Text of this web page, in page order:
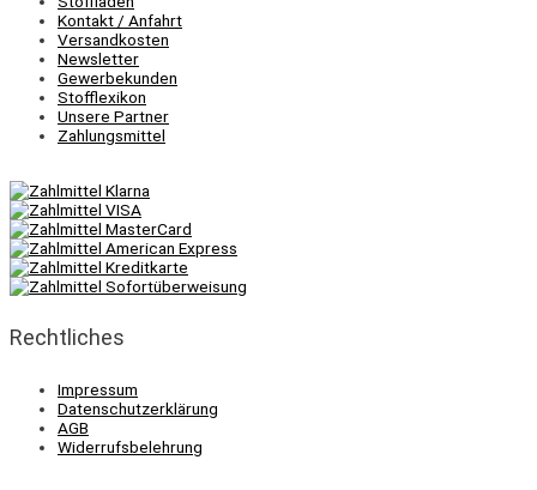
Kontakt / Anfahrt
Versandkosten
Newsletter
Gewerbekunden
Stofflexikon
Unsere Partner
Zahlungsmittel
Rechtliches
Impressum
Datenschutzerklärung
AGB
Widerrufsbelehrung